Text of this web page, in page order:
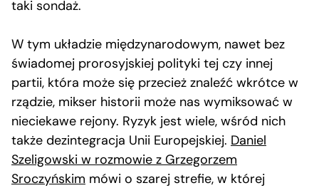
taki sondaż.
W tym układzie międzynarodowym, nawet bez
świadomej prorosyjskiej polityki tej czy innej
partii, która może się przecież znaleźć wkrótce w
rządzie, mikser historii może nas wymiksować w
nieciekawe rejony. Ryzyk jest wiele, wśród nich
także dezintegracja Unii Europejskiej. Daniel
Szeligowski w rozmowie z Grzegorzem
Sroczyńskim mówi o szarej strefie, w której